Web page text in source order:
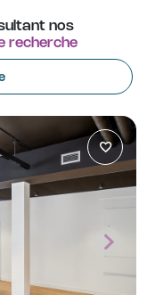
nos
recherche